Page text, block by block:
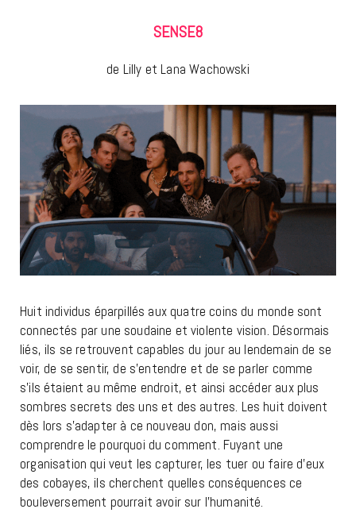
SENSE8
de Lilly et Lana Wachowski
Huit individus éparpillés aux quatre coins du monde sont
connectés par une soudaine et violente vision. Désormais
liés, ils se retrouvent capables du jour au lendemain de se
voir, de se sentir, de s’entendre et de se parler comme
s’ils étaient au même endroit, et ainsi accéder aux plus
sombres secrets des uns et des autres. Les huit doivent
dès lors s’adapter à ce nouveau don, mais aussi
comprendre le pourquoi du comment. Fuyant une
organisation qui veut les capturer, les tuer ou faire d’eux
des cobayes, ils cherchent quelles conséquences ce
bouleversement pourrait avoir sur l’humanité.